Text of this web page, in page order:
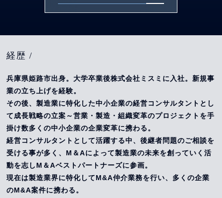
経歴 /
兵庫県姫路市出身。大学卒業後株式会社ミスミに入社。新規事
業の立ち上げを経験。
その後、製造業に特化した中小企業の経営コンサルタントとし
て成長戦略の立案～営業・製造・組織変革のプロジェクトを手
掛け数多くの中小企業の企業変革に携わる。
経営コンサルタントとして活躍する中、後継者問題のご相談を
受ける事が多く、M＆Aによって製造業の未来を創っていく活
動を志しM＆Aベストパートナーズに参画。
現在は製造業界に特化してM&A仲介業務を行い、多くの企業
のM&A案件に携わる。